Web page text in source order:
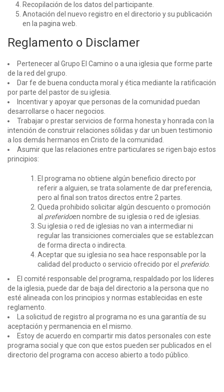
Recopilación de los datos del participante.
Anotación del nuevo registro en el directorio y su publicación
en la pagina web.
Reglamento o Disclamer
Pertenecer al Grupo El Camino o a una iglesia que forme parte
de la red del grupo.
Dar fe de buena conducta moral y ética mediante la ratificación
por parte del pastor de su iglesia.
Incentivar y apoyar que personas de la comunidad puedan
desarrollarse o hacer negocios.
Trabajar o prestar servicios de forma honesta y honrada con la
intención de construir relaciones sólidas y dar un buen testimonio
a los demás hermanos en Cristo de la comunidad.
Asumir que las relaciones entre particulares se rigen bajo estos
principios:
El programa no obtiene algún beneficio directo por
referir a alguien, se trata solamente de dar preferencia,
pero al final son tratos directos entre 2 partes.
Queda prohibido solicitar algún descuento o promoción
al preferidoen nombre de su iglesia o red de iglesias.
Su iglesia o red de iglesias no van a intermediar ni
regular las transiciones comerciales que se establezcan
de forma directa o indirecta.
Aceptar que su iglesia no sea hace responsable por la
calidad del producto o servicio ofrecido por el preferido.
El comité responsable del programa, respaldado por los líderes
de la iglesia, puede dar de baja del directorio a la persona que no
esté alineada con los principios y normas establecidas en este
reglamento.
La solicitud de registro al programa no es una garantía de su
aceptación y permanencia en el mismo.
Estoy de acuerdo en compartir mis datos personales con este
programa social y que con que estos pueden ser publicados en el
directorio del programa con acceso abierto a todo público.